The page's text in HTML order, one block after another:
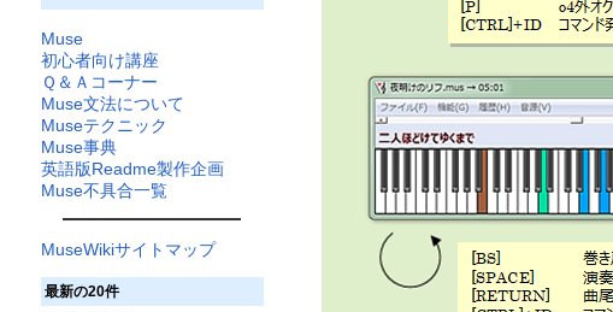
Muse
初心者向け講座
Ｑ＆Ａコーナー
Muse文法について
Museテクニック
Muse事典
英語版Readme製作企画
Muse不具合一覧
MuseWikiサイトマップ
最新の20件